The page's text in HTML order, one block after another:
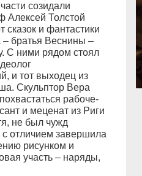
созидали
Алексей Толстой
сказок и фантастики
– братья Веснины –
С ними рядом стоял
и тот выходец из
Скульптор Вера
рабоче-
и меценат из Риги
не был чужд
отличием завершила
рисунком и
участь – наряды,